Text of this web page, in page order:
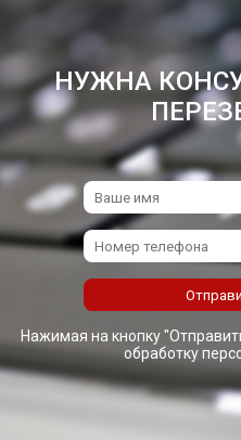
НУЖНА
Нажимая на кнопку
обработку